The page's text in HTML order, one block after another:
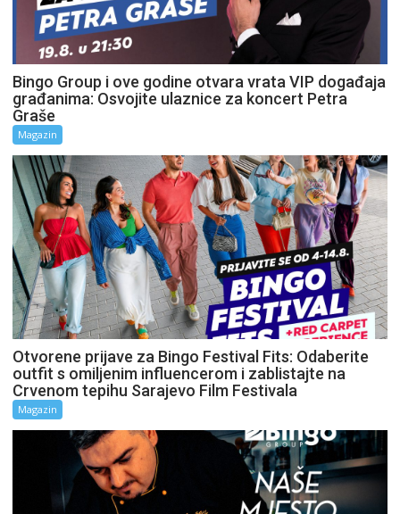
Bingo Group i ove godine otvara vrata VIP događaja
građanima: Osvojite ulaznice za koncert Petra
Graše
Magazin
Otvorene prijave za Bingo Festival Fits: Odaberite
outfit s omiljenim influencerom i zablistajte na
Crvenom tepihu Sarajevo Film Festivala
Magazin